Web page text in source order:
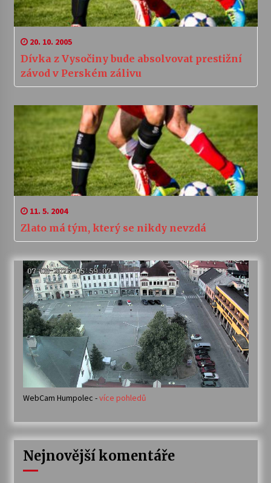
20. 10. 2005
Dívka z Vysočiny bude absolvovat prestižní
závod v Perském zálivu
11. 5. 2004
Zlato má tým, který se nikdy nevzdá
WebCam Humpolec -více pohledů
Nejnovější komentáře